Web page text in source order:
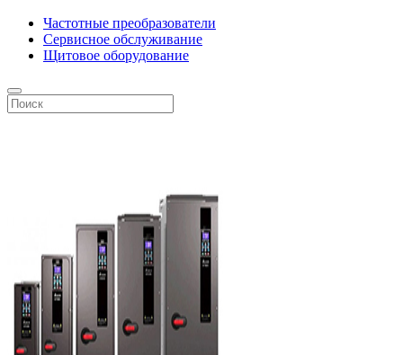
Частотные преобразователи
Сервисное обслуживание
Щитовое оборудование